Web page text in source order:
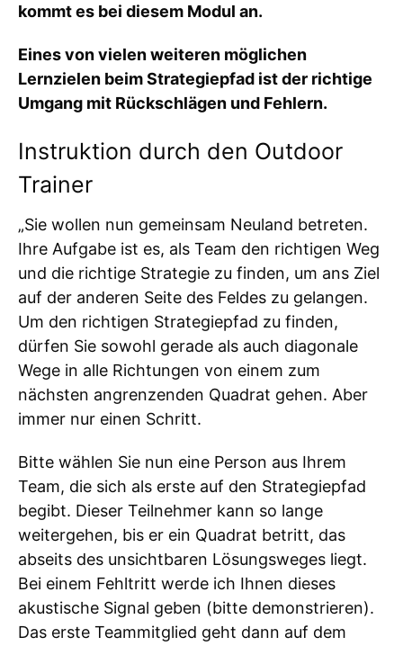
kommt es bei diesem Modul an.
Eines von vielen weiteren möglichen
Lernzielen beim Strategiepfad ist der richtige
Umgang mit Rückschlägen und Fehlern.
Instruktion durch den Outdoor
Trainer
„Sie wollen nun gemeinsam Neuland betreten.
Ihre Aufgabe ist es, als Team den richtigen Weg
und die richtige Strategie zu finden, um ans Ziel
auf der anderen Seite des Feldes zu gelangen.
Um den richtigen Strategiepfad zu finden,
dürfen Sie sowohl gerade als auch diagonale
Wege in alle Richtungen von einem zum
nächsten angrenzenden Quadrat gehen. Aber
immer nur einen Schritt.
Bitte wählen Sie nun eine Person aus Ihrem
Team, die sich als erste auf den Strategiepfad
begibt. Dieser Teilnehmer kann so lange
weitergehen, bis er ein Quadrat betritt, das
abseits des unsichtbaren Lösungsweges liegt.
Bei einem Fehltritt werde ich Ihnen dieses
akustische Signal geben (bitte demonstrieren).
Das erste Teammitglied geht dann auf dem